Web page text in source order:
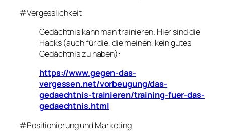
#Vergesslichkeit
Gedächtnis kann man trainieren. Hier sind die
Hacks (auch für die, die meinen, kein gutes
Gedächtnis zu haben):
https://www.gegen-das-
vergessen.net/vorbeugung/das-
gedaechtnis-trainieren/training-fuer-das-
gedaechtnis.html
#Positionierung und Marketing